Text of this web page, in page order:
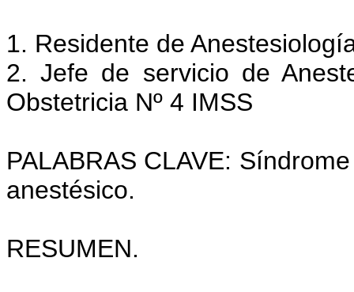
1. Residente de
2. Jefe de servicio de
Obstetricia Nº 4 IMSS
PALABRAS CLAVE:
anestésico.
RESUMEN.